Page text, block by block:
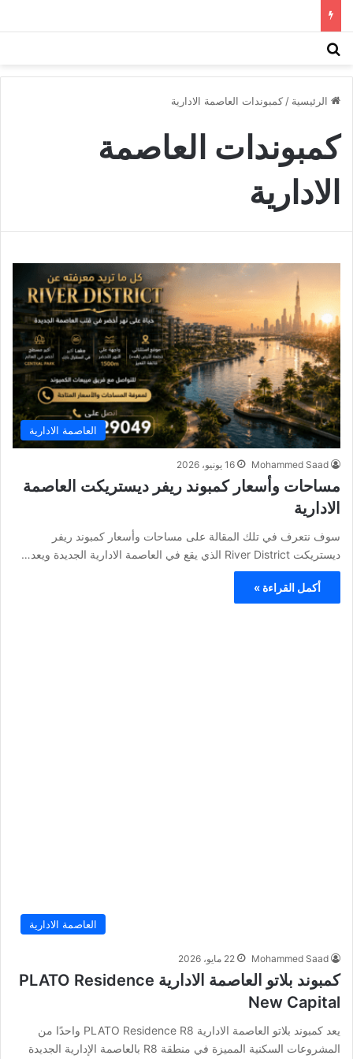
الرئيسية / كمبوندات العاصمة الادارية
كمبوندات العاصمة
الادارية
العاصمة الادارية
Mohammed Saad 16 يونيو، 2026
مساحات وأسعار كمبوند ريفر ديستريكت العاصمة
الادارية
سوف نتعرف في تلك المقالة على مساحات وأسعار كمبوند ريفر
ديستريكت River District الذي يقع في العاصمة الادارية الجديدة ويعد…
أكمل القراءة »
العاصمة الادارية
Mohammed Saad 22 مايو، 2026
كمبوند بلاتو العاصمة الادارية PLATO Residence
New Capital
يعد كمبوند بلاتو العاصمة الادارية PLATO Residence R8 واحدًا من
المشروعات السكنية المميزة في منطقة R8 بالعاصمة الإدارية الجديدة